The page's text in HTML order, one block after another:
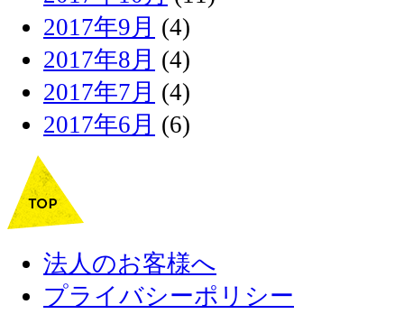
2017年9月 (4)
2017年8月 (4)
2017年7月 (4)
2017年6月 (6)
法人のお客様へ
プライバシーポリシー